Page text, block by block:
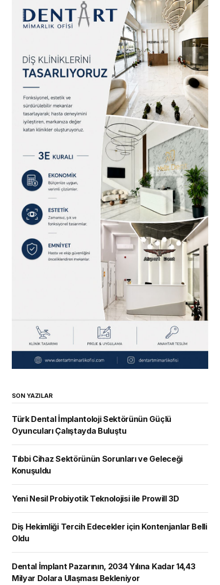
SON YAZILAR
Türk Dental İmplantoloji Sektörünün Güçlü
Oyuncuları Çalıştayda Buluştu
Tıbbi Cihaz Sektörünün Sorunları ve Geleceği
Konuşuldu
Yeni Nesil Probiyotik Teknolojisi ile Prowill 3D
Diş Hekimliği Tercih Edecekler için Kontenjanlar Belli
Oldu
Dental İmplant Pazarının, 2034 Yılına Kadar 14,43
Milyar Dolara Ulaşması Bekleniyor